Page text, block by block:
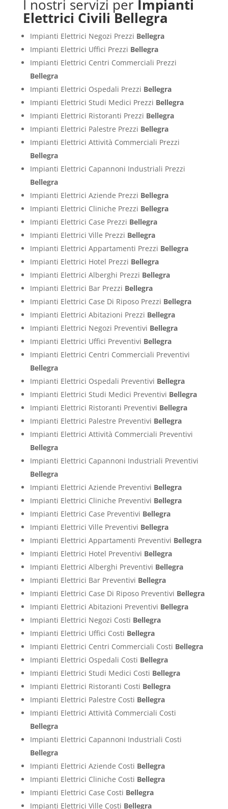
I nostri servizi per Impianti
Elettrici Civili Bellegra
Impianti Elettrici Negozi Prezzi Bellegra
Impianti Elettrici Uffici Prezzi Bellegra
Impianti Elettrici Centri Commerciali Prezzi
Bellegra
Impianti Elettrici Ospedali Prezzi Bellegra
Impianti Elettrici Studi Medici Prezzi Bellegra
Impianti Elettrici Ristoranti Prezzi Bellegra
Impianti Elettrici Palestre Prezzi Bellegra
Impianti Elettrici Attività Commerciali Prezzi
Bellegra
Impianti Elettrici Capannoni Industriali Prezzi
Bellegra
Impianti Elettrici Aziende Prezzi Bellegra
Impianti Elettrici Cliniche Prezzi Bellegra
Impianti Elettrici Case Prezzi Bellegra
Impianti Elettrici Ville Prezzi Bellegra
Impianti Elettrici Appartamenti Prezzi Bellegra
Impianti Elettrici Hotel Prezzi Bellegra
Impianti Elettrici Alberghi Prezzi Bellegra
Impianti Elettrici Bar Prezzi Bellegra
Impianti Elettrici Case Di Riposo Prezzi Bellegra
Impianti Elettrici Abitazioni Prezzi Bellegra
Impianti Elettrici Negozi Preventivi Bellegra
Impianti Elettrici Uffici Preventivi Bellegra
Impianti Elettrici Centri Commerciali Preventivi
Bellegra
Impianti Elettrici Ospedali Preventivi Bellegra
Impianti Elettrici Studi Medici Preventivi Bellegra
Impianti Elettrici Ristoranti Preventivi Bellegra
Impianti Elettrici Palestre Preventivi Bellegra
Impianti Elettrici Attività Commerciali Preventivi
Bellegra
Impianti Elettrici Capannoni Industriali Preventivi
Bellegra
Impianti Elettrici Aziende Preventivi Bellegra
Impianti Elettrici Cliniche Preventivi Bellegra
Impianti Elettrici Case Preventivi Bellegra
Impianti Elettrici Ville Preventivi Bellegra
Impianti Elettrici Appartamenti Preventivi Bellegra
Impianti Elettrici Hotel Preventivi Bellegra
Impianti Elettrici Alberghi Preventivi Bellegra
Impianti Elettrici Bar Preventivi Bellegra
Impianti Elettrici Case Di Riposo Preventivi Bellegra
Impianti Elettrici Abitazioni Preventivi Bellegra
Impianti Elettrici Negozi Costi Bellegra
Impianti Elettrici Uffici Costi Bellegra
Impianti Elettrici Centri Commerciali Costi Bellegra
Impianti Elettrici Ospedali Costi Bellegra
Impianti Elettrici Studi Medici Costi Bellegra
Impianti Elettrici Ristoranti Costi Bellegra
Impianti Elettrici Palestre Costi Bellegra
Impianti Elettrici Attività Commerciali Costi
Bellegra
Impianti Elettrici Capannoni Industriali Costi
Bellegra
Impianti Elettrici Aziende Costi Bellegra
Impianti Elettrici Cliniche Costi Bellegra
Impianti Elettrici Case Costi Bellegra
Impianti Elettrici Ville Costi Bellegra